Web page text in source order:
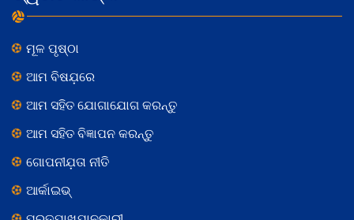
ମୂଳ ପୃଷ୍ଠା
ଆମ ବିଷଯ଼ରେ
ଆମ ସହିତ ଯୋଗାଯୋଗ କରନ୍ତୁ
ଆମ ସହିତ ବିଜ୍ଞାପନ କରନ୍ତୁ
ଗୋପନୀଯ଼ତା ନୀତି
ଆର୍କାଇଭ୍